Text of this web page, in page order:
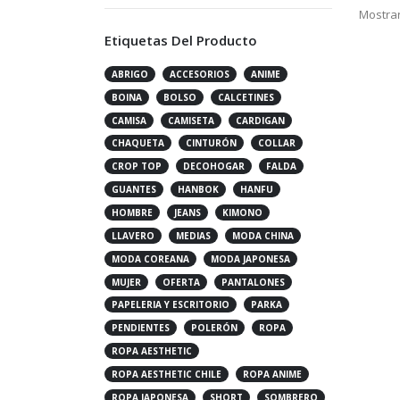
Etiquetas Del Producto
ABRIGO ACCESORIOS
ANIME
BOINA
BOLSO
CALCETINES
CAMISA
CAMISETA
CARDIGAN
CHAQUETA
CINTURÓN
COLLAR
CROP TOP
DECOHOGAR
FALDA
GUANTES
HANBOK
HANFU
HOMBRE
JEANS
KIMONO
LLAVERO
MEDIAS
MODA CHINA
MODA COREANA
MODA JAPONESA
MUJER
OFERTA
PANTALONES
PAPELERIA Y ESCRITORIO
PARKA
PENDIENTES
POLERÓN
ROPA
ROPA AESTHETIC
ROPA AESTHETIC CHILE
ROPA ANIME
ROPA JAPONESA
SHORT SOMBRERO